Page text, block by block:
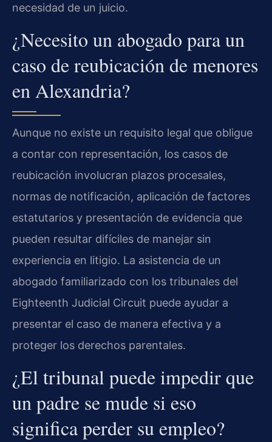
necesidad de un juicio.
¿Necesito un abogado para un
caso de reubicación de menores
en Alexandria?
Aunque no existe un requisito legal que obligue
a contar con representación, los casos de
reubicación involucran plazos procesales,
normas de notificación, aplicación de factores
estatutarios y presentación de evidencia que
pueden resultar difíciles de manejar sin
experiencia en litigio. La asistencia de un
abogado familiarizado con los tribunales del
Eighteenth Judicial Circuit puede ayudar a
presentar el caso de manera efectiva y a
proteger los derechos parentales.
¿El tribunal puede impedir que
un padre se mude si eso
significa perder su empleo?